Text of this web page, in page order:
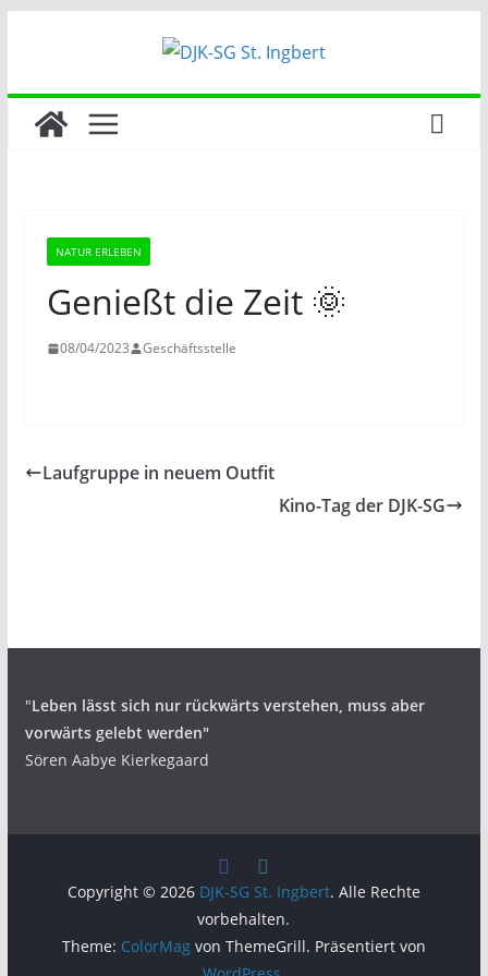
NATUR ERLEBEN
Genießt die Zeit 🌞
08/04/2023 Geschäftsstelle
Laufgruppe in neuem Outfit
Kino-Tag der DJK-SG
"Leben lässt sich nur rückwärts verstehen, muss aber
vorwärts gelebt werden"
Sören Aabye Kierkegaard
Copyright © 2026 DJK-SG St. Ingbert. Alle Rechte
vorbehalten.
Theme: ColorMagvon ThemeGrill. Präsentiert von